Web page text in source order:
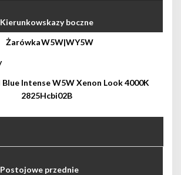
Kierunkowskazy boczne
W5W|WY5W
Postojowe przednie